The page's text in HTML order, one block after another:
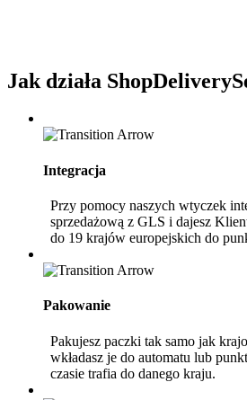
Jak działa
Integracja
Przy pomocy naszych wtyczek
sprzedażową z GLS i dajesz
do 19 krajów europejskich do
Pakowanie
Pakujesz paczki tak samo jak
wkładasz je do automatu lub
czasie trafia do danego kraju.